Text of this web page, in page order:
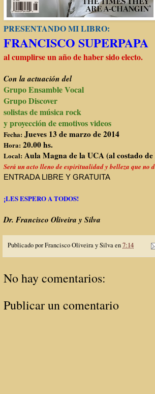
PRESENTANDO MI LIBRO:
FRANCISCO SUPERPAPA
al cumplirse un año de haber sido electo.
Con la actuación del
Grupo Ensamble Vocal
Grupo Discover
solistas de música rock
y proyección de emotivos videos
Fecha: Jueves 13 de marzo de 2014
Hora: 20.00 hs.
Local: Aula Magna de la UCA (al costado
Será un acto lleno de espiritualidad y belleza que no
ENTRADA LIBRE Y GRATUITA
¡LES ESPERO A TODOS!
Dr. Francisco Oliveira y Silva
Publicado porFrancisco Oliveira y Silvaen7:14
No hay comentarios:
Publicar un comentario